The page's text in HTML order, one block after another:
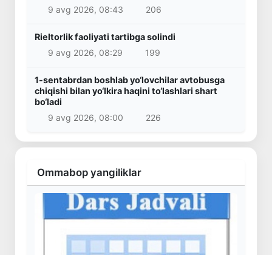
9 avg 2026, 08:43
206
Rieltorlik faoliyati tartibga solindi
9 avg 2026, 08:29
199
1-sentabrdan boshlab yo‘lovchilar avtobusga
chiqishi bilan yo‘lkira haqini to‘lashlari shart
bo‘ladi
9 avg 2026, 08:00
226
Ommabop yangiliklar